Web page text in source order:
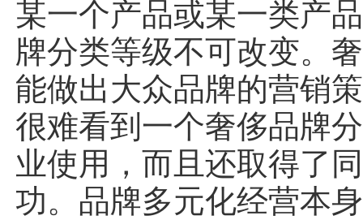
某一个产品或某一类产
牌分类等级不可改变。
能做出大众品牌的营销
很难看到一个奢侈品牌
业使用，而且还取得了
功。品牌多元化经营本